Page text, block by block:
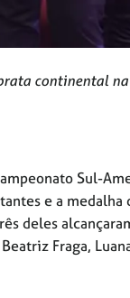
continental
Sul-
e a medalha
deles
Fraga,